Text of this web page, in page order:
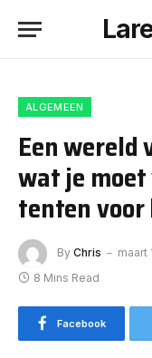
ALGEMEEN
Een
wat je
tenten
By Chris maart
8 Mins Read
Facebook